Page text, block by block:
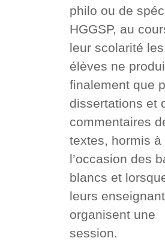
philo ou de
HGGSP, au
leur scolarité les
élèves ne
finalement que
dissertations et
commentaires
textes, hormis à
l’occasion des
blancs et
leurs
organisent une
session.